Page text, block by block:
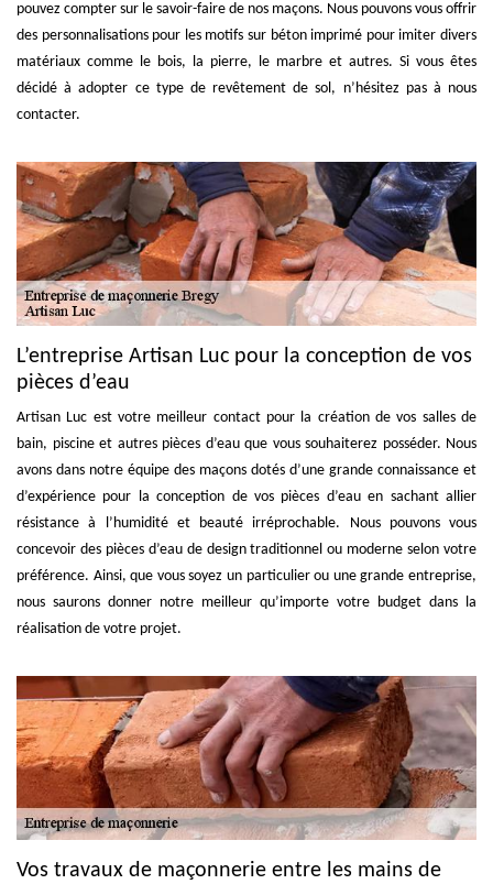
pouvez compter sur le savoir-faire de nos maçons. Nous pouvons vous offrir
des personnalisations pour les motifs sur béton imprimé pour imiter divers
matériaux comme le bois, la pierre, le marbre et autres. Si vous êtes
décidé à adopter ce type de revêtement de sol, n’hésitez pas à nous
contacter.
L’entreprise Artisan Luc pour la conception de vos
pièces d’eau
Artisan Luc est votre meilleur contact pour la création de vos salles de
bain, piscine et autres pièces d’eau que vous souhaiterez posséder. Nous
avons dans notre équipe des maçons dotés d’une grande connaissance et
d’expérience pour la conception de vos pièces d’eau en sachant allier
résistance à l’humidité et beauté irréprochable. Nous pouvons vous
concevoir des pièces d’eau de design traditionnel ou moderne selon votre
préférence. Ainsi, que vous soyez un particulier ou une grande entreprise,
nous saurons donner notre meilleur qu’importe votre budget dans la
réalisation de votre projet.
Vos travaux de maçonnerie entre les mains de